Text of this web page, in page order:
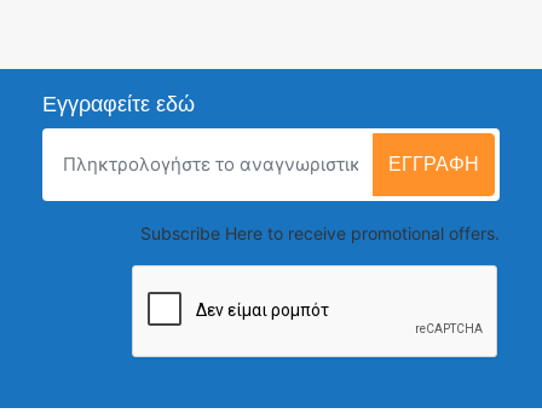
Εγγραφείτε εδώ
ΕΓΓΡΑΦΉ
Subscribe Here to receive promotional offers.